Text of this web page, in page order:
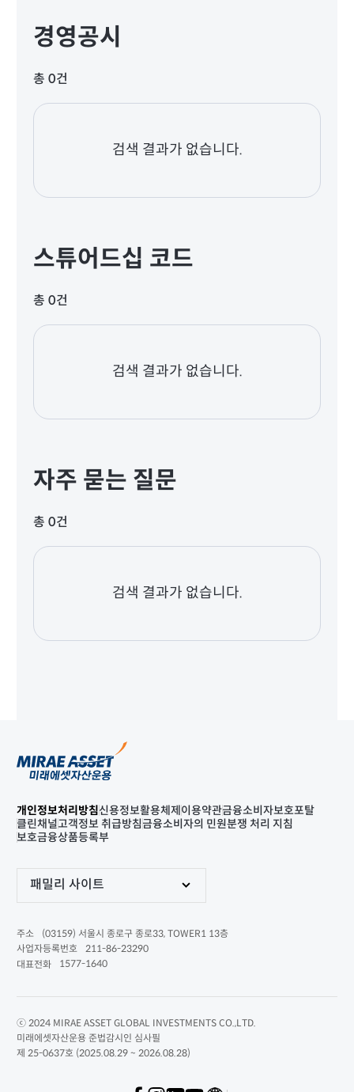
경영공시
총 0건
검색 결과가 없습니다.
스튜어드십 코드
총 0건
검색 결과가 없습니다.
자주 묻는 질문
총 0건
검색 결과가 없습니다.
개인정보처리방침신용정보활용체제 이용약관금융소비자보호포탈
클린채널고객정보 취급방침금융소비자의 민원분쟁 처리 지침
보호금융상품등록부
패밀리 사이트
주소
(03159) 서울시 종로구 종로33, TOWER1 13층
사업자등록번호
211-86-23290
대표전화
1577-1640
ⓒ 2024 MIRAE ASSET GLOBAL INVESTMENTS CO.,LTD.
미래에셋자산운용 준법감시인 심사필
제 25-0637호 (2025.08.29 ~ 2026.08.28)